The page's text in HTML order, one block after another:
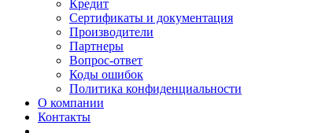
Кредит
Сертификаты и документация
Производители
Партнеры
Вопрос-ответ
Коды ошибок
Политика конфиденциальности
О компании
Контакты